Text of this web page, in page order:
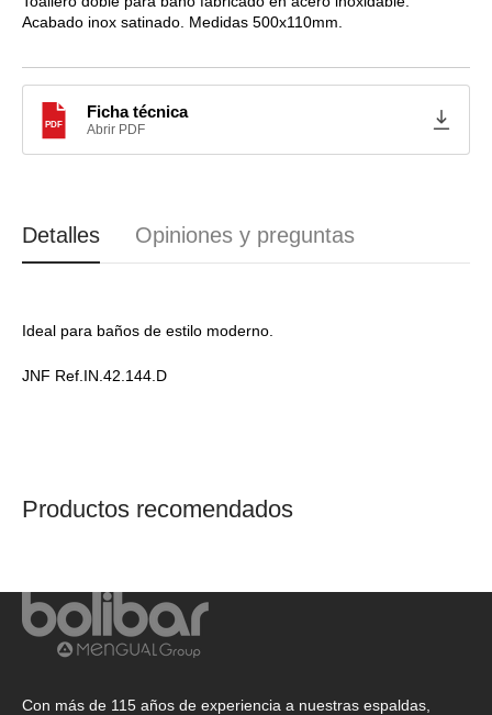
WC4210 WC4210
Acabado inox satinado. Medidas 500x110mm.
PDF
Ficha técnica
Abrir PDF
Detalles Opiniones y preguntas
Ideal para baños de estilo moderno.
JNF Ref.IN.42.144.D
Productos recomendados
Con más de 115 años de experiencia a nuestras espaldas,